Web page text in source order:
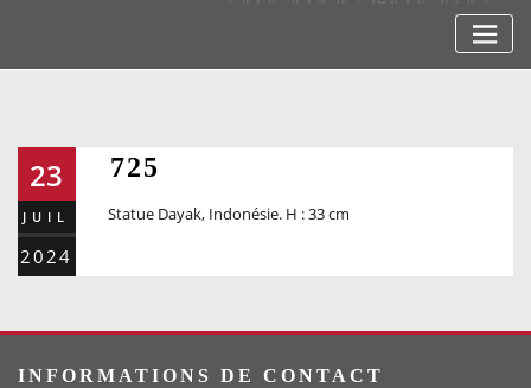
23
JUIL
2024
725
Statue Dayak, Indonésie. H : 33 cm
INFORMATIONS DE CONTACT